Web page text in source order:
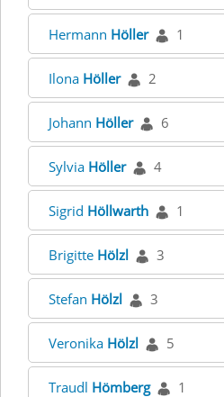
Hermann Höller 1
Ilona Höller 2
Johann Höller 6
Sylvia Höller 4
Sigrid Höllwarth 1
Brigitte Hölzl 3
Stefan Hölzl 3
Veronika Hölzl 5
Traudl Hömberg 1